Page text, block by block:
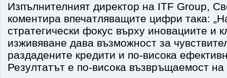
Изпълнителният директор на ITF Group,
коментира впечатляващите цифри така:
стратегически фокус върху иновациите и
изживяване дава възможност за
раздадените кредити и по-висока
Резултатът е по-висока възвръщаемост на